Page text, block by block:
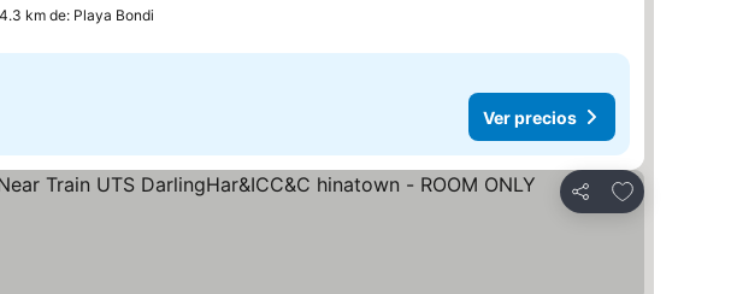
km de: Playa Bondi
Ver precios
Compartir
Añadir a